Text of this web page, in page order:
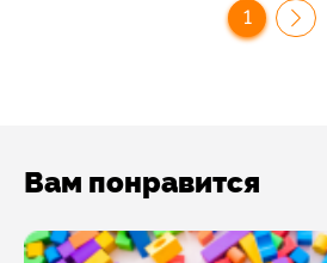
1
Вам понравится